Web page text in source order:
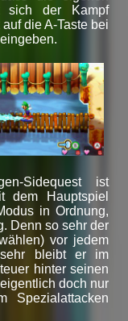
sich der Kampf
die A-Taste bei
Sidequest ist
dem Hauptspiel
in Ordnung,
Denn so sehr der
vor jedem
bleibt er im
hinter seinen
doch nur